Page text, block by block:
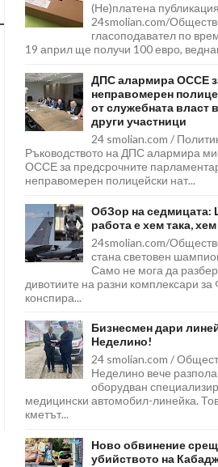
(Не)платена
24smolian.com/
гласоподавател по
19 април ще получи 100 евро,
ДПС алармира ОССЕ
неправомерен
от служебната власт
други участници
24 smolian.com /
Ръководството на ДПС алармира
ОССЕ за предсрочните
неправомерен полицейски нат...
ОбЗор на седмицата:
работа е хем така,
24smolian.com/
стана световен
Само не мога да
дивотиите на разни комплексари
конспира...
Бизнесмен дари
Неделино!
24 smolian.com /
Неделино вече
оборудван
медицински автомобил-линейка.
кметът...
Ново обвинение
убийството на